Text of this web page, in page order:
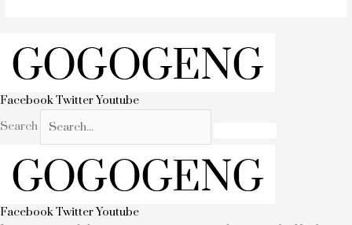
FacebookTwitterYoutube
Search
FacebookTwitterYoutube